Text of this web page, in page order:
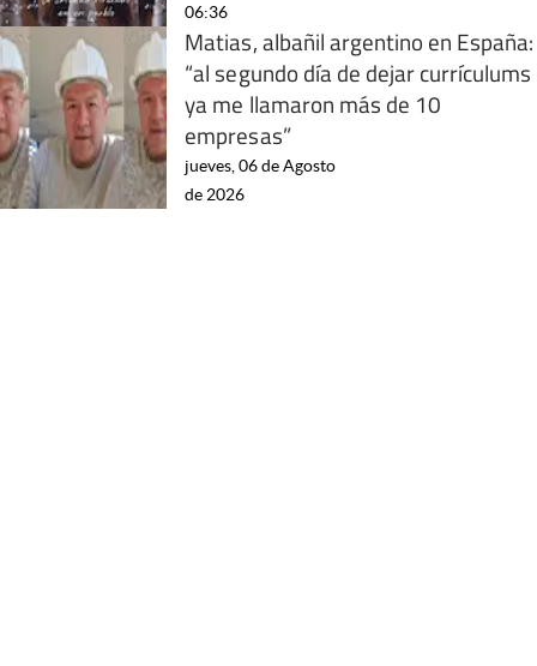
06:36
Matias, albañil argentino en España:
“al segundo día de dejar currículums
ya me llamaron más de 10
empresas”
jueves, 06 de Agosto
de 2026